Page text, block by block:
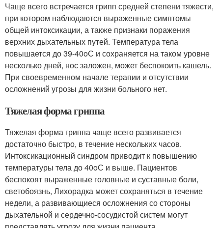
Чаще всего встречается грипп средней степени тяжести,
при котором наблюдаются выраженные симптомы
общей интоксикации, а также признаки поражения
верхних дыхательных путей. Температура тела
повышается до 39-40oС и сохраняется на таком уровне
несколько дней, нос заложен, может беспокоить кашель.
При своевременном начале терапии и отсутствии
осложнений угрозы для жизни больного нет.
Тяжелая форма гриппа
Тяжелая форма гриппа чаще всего развивается
достаточно быстро, в течение нескольких часов.
Интоксикационный синдром приводит к повышению
температуры тела до 40oС и выше. Пациентов
беспокоят выраженные головные и суставные боли,
светобоязнь, Лихорадка может сохраняться в течение
недели, а развивающиеся осложнения со стороны
дыхательной и сердечно-сосудистой систем могут